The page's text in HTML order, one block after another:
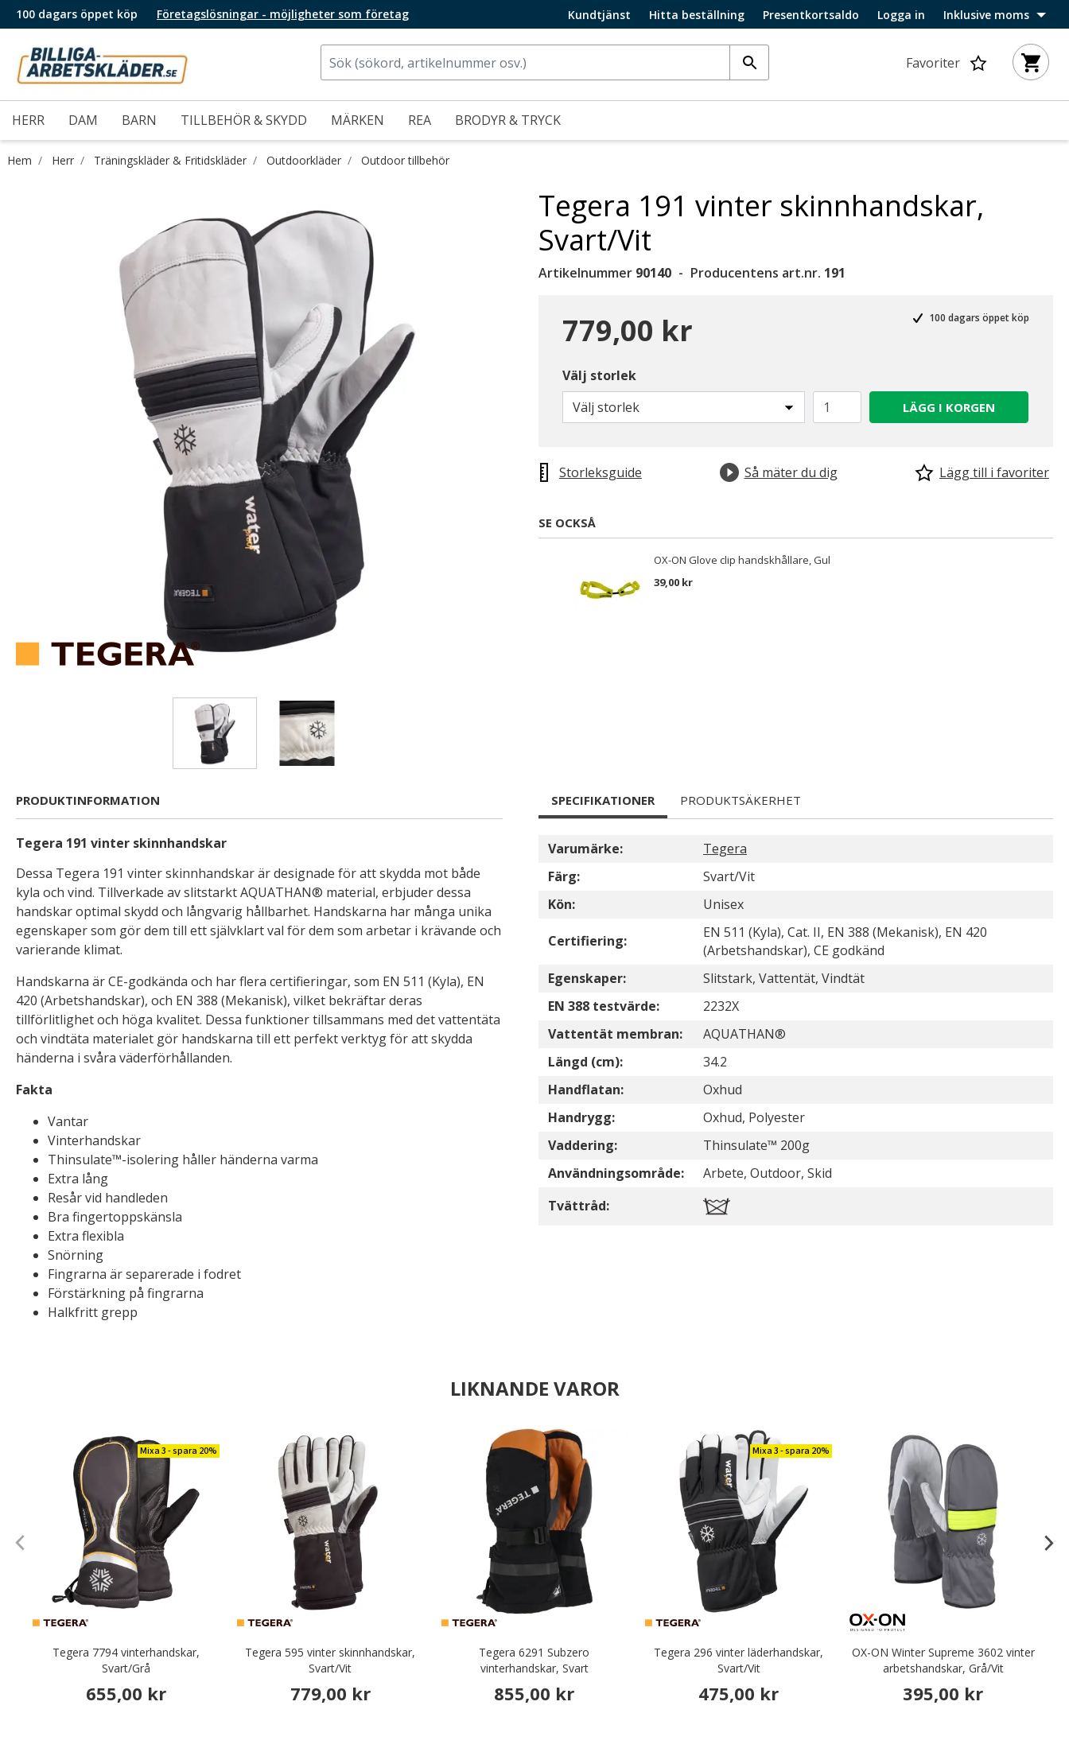
100 dagars öppet köp Företagslösningar - möjligheter som företag Kundtjänst Hitta beställning Presentkortsaldo Logga in Inklusive moms
Favoriter
HERR DAM BARN TILLBEHÖR & SKYDD MÄRKEN REA BRODYR & TRYCK
Hem Herr Träningskläder & Fritidskläder Outdoorkläder Outdoor tillbehör
Tegera 191 vinter skinnhandskar,
Svart/Vit
Artikelnummer 90140 Producentens art.nr. 191
779,00 kr 100 dagars öppet köp
Välj storlek
Välj storlek
LÄGG I KORGEN
Storleksguide Så mäter du dig Lägg till i favoriter
SE OCKSÅ
OX-ON Glove clip handskhållare, Gul
39,00 kr
PRODUKTINFORMATION
Tegera 191 vinter skinnhandskar
Dessa Tegera 191 vinter skinnhandskar är designade för att skydda mot både
kyla och vind. Tillverkade av slitstarkt AQUATHAN® material, erbjuder dessa
handskar optimal skydd och långvarig hållbarhet. Handskarna har många unika
egenskaper som gör dem till ett självklart val för dem som arbetar i krävande och
varierande klimat.
Handskarna är CE-godkända och har flera certifieringar, som EN 511 (Kyla), EN
420 (Arbetshandskar), och EN 388 (Mekanisk), vilket bekräftar deras
tillförlitlighet och höga kvalitet. Dessa funktioner tillsammans med det vattentäta
och vindtäta materialet gör handskarna till ett perfekt verktyg för att skydda
händerna i svåra väderförhållanden.
Fakta
Vantar
Vinterhandskar
Thinsulate™-isolering håller händerna varma
Extra lång
Resår vid handleden
Bra fingertoppskänsla
Extra flexibla
Snörning
Fingrarna är separerade i fodret
Förstärkning på fingrarna
Halkfritt grepp
SPECIFIKATIONER PRODUKTSÄKERHET
Varumärke:
Tegera
Färg:
Svart/Vit
Kön:
Unisex
Certifiering:
EN 511 (Kyla), Cat. II, EN 388 (Mekanisk), EN 420
(Arbetshandskar), CE godkänd
Egenskaper:
Slitstark, Vattentät, Vindtät
EN 388 testvärde:
2232X
Vattentät membran:
AQUATHAN®
Längd (cm):
34.2
Handflatan:
Oxhud
Handrygg:
Oxhud, Polyester
Vaddering:
Thinsulate™ 200g
Användningsområde:
Arbete, Outdoor, Skid
Tvättråd:
LIKNANDE VAROR
Mixa 3 - spara 20%
Tegera 7794 vinterhandskar,
Svart/Grå
655,00 kr
Tegera 595 vinter skinnhandskar,
Svart/Vit
779,00 kr
Tegera 6291 Subzero
vinterhandskar, Svart
855,00 kr
Mixa 3 - spara 20%
Tegera 296 vinter läderhandskar,
Svart/Vit
475,00 kr
OX-ON Winter Supreme 3602 vinter
arbetshandskar, Grå/Vit
395,00 kr